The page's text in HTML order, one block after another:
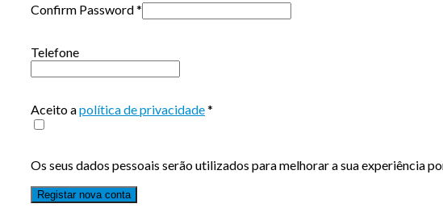
Confirm Password*
Telefone
Aceito apolítica de privacidade*
Os seus dados pessoais serão utilizados para melhorar a sua experiência
Registar nova conta